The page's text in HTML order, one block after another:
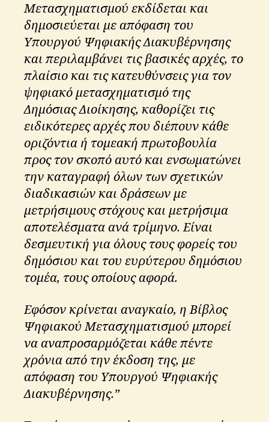
Μετασχηματισμού εκδίδεται και
δημοσιεύεται με απόφαση του
Υπουργού Ψηφιακής Διακυβέρνησης
και περιλαμβάνει τις βασικές αρχές, το
πλαίσιο και τις κατευθύνσεις για τον
ψηφιακό μετασχηματισμό της
Δημόσιας Διοίκησης, καθορίζει τις
ειδικότερες αρχές που διέπουν κάθε
οριζόντια ή τομεακή πρωτοβουλία
προς τον σκοπό αυτό και ενσωματώνει
την καταγραφή όλων των σχετικών
διαδικασιών και δράσεων με
μετρήσιμους στόχους και μετρήσιμα
αποτελέσματα ανά τρίμηνο. Είναι
δεσμευτική για όλους τους φορείς του
δημόσιου και του ευρύτερου δημόσιου
τομέα, τους οποίους αφορά.
Εφόσον κρίνεται αναγκαίο, η Βίβλος
Ψηφιακού Μετασχηματισμού μπορεί
να αναπροσαρμόζεται κάθε πέντε
χρόνια από την έκδοση της, με
απόφαση του Υπουργού Ψηφιακής
Διακυβέρνησης.”